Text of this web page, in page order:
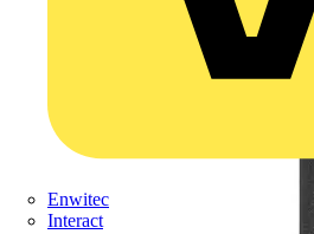
Enwitec
Interact